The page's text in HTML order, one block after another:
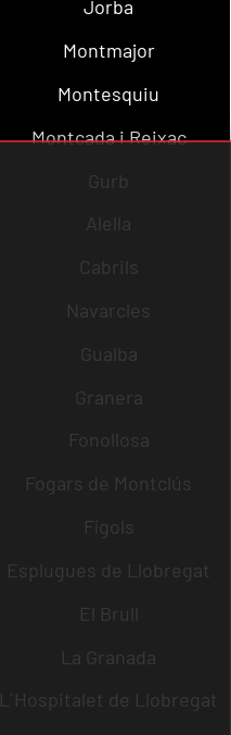
Jorba
Montmajor
Montesquiu
Montcada i Reixac
Gurb
Alella
Cabrils
Navarcles
Gualba
Granera
Fonollosa
Fogars de Montclús
Fígols
Esplugues de Llobregat
El Brull
La Granada
L´Hospitalet de Llobregat